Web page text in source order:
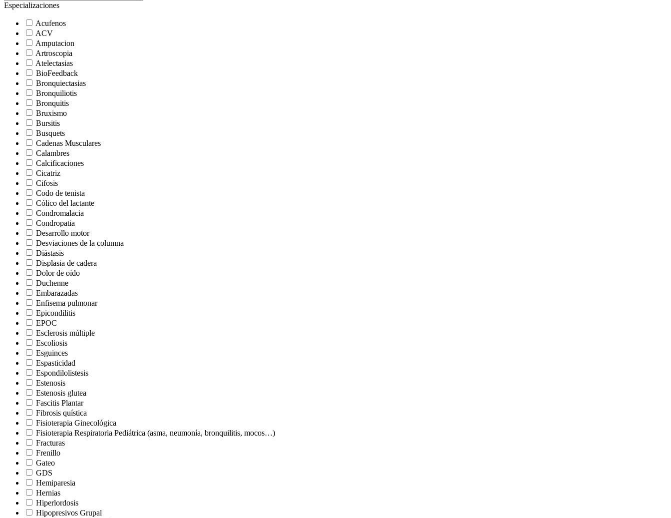
Especializaciones
Acufenos
ACV
Amputacion
Artroscopia
Atelectasias
BioFeedback
Bronquiectasias
Bronquiliotis
Bronquitis
Bruxismo
Bursitis
Busquets
Cadenas Musculares
Calambres
Calcificaciones
Cicatriz
Cifosis
Codo de tenista
Cólico del lactante
Condromalacia
Condropatia
Desarrollo motor
Desviaciones de la columna
Diástasis
Displasia de cadera
Dolor de oído
Duchenne
Embarazadas
Enfisema pulmonar
Epicondilitis
EPOC
Esclerosis múltiple
Escoliosis
Esguinces
Espasticidad
Espondilolistesis
Estenosis
Estenosis glutea
Fascitis Plantar
Fibrosis quística
Fisioterapia Ginecológica
Fisioterapia Respiratoria Pediátrica (asma, neumonía, bronquilitis, mocos…)
Fracturas
Frenillo
Gateo
GDS
Hemiparesia
Hernias
Hiperlordosis
Hipopresivos Grupal